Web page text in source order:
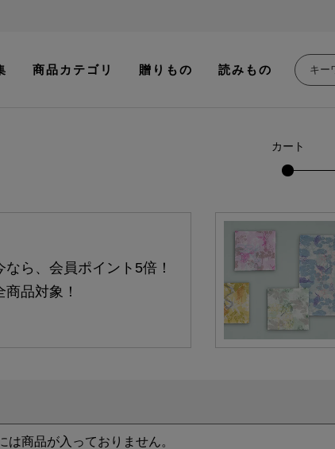
商品カテゴリ 贈りもの 読みもの
カート
なら、会員ポイント5倍！
商品対象！
は商品が入っておりません。